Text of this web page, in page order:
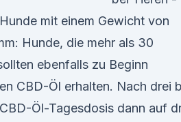
mit einem Gewicht von
Hunde, die mehr als 30
ebenfalls zu Beginn
CBD-Öl erhalten. Nach drei
Öl-Tagesdosis dann auf